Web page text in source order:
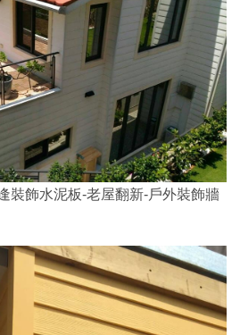
裝飾水泥板-老屋翻新-戶外裝飾牆